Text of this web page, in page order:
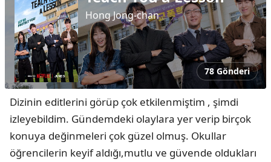
Hong Jong-chan
78 Gönderi
Dizinin editlerini görüp çok etkilenmiştim , şimdi
izleyebildim. Gündemdeki olaylara yer verip birçok
konuya değinmeleri çok güzel olmuş. Okullar
öğrencilerin keyif aldığı,mutlu ve güvende oldukları